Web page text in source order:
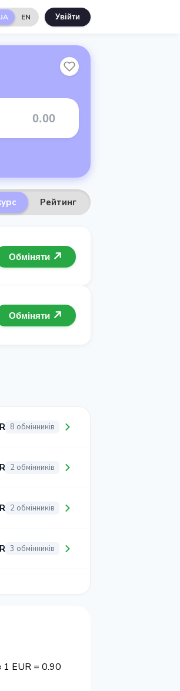
EN Увійти
Рейтинг
Обміняти
Обміняти
8 обмінників
2 обмінників
2 обмінників
3 обмінників
EUR = 0.90